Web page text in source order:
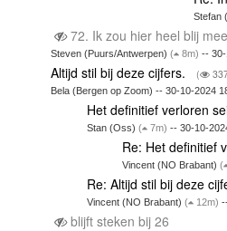
Stefan
72. Ik zou hier heel blij
Steven (Puurs/Antwerpen)( 8m) --
Altijd stil bij deze cijfers. (
Bela (Bergen op Zoom) -- 30-10-2024
Het definitief verloren
Stan (Oss) ( 7m) -- 30-10-
Re: Het definitief
Vincent (NO Brabant)(
Re: Altijd stil bij deze
Vincent (NO Brabant) ( 12m)
blijft steken bij 26